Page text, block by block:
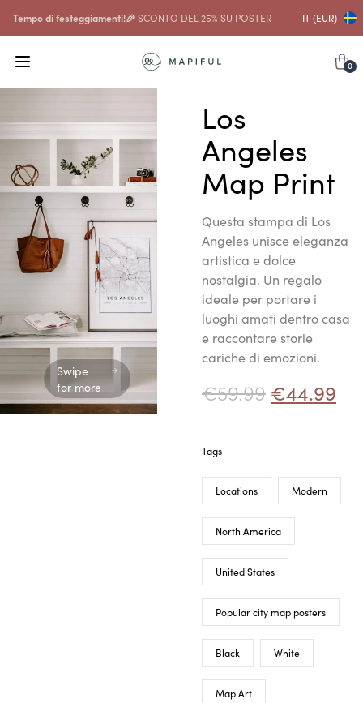
Tempo di festeggiamenti!🎉 SCONTO DEL 25% SU POSTER IT (EUR)
0
Swipe
for more
Los
Angeles
Map Print
Questa stampa di Los
Angeles unisce eleganza
artistica e dolce
nostalgia. Un regalo
ideale per portare i
luoghi amati dentro casa
e raccontare storie
cariche di emozioni.
€59.99 €44.99
Tags
Locations Modern
North America
United States
Popular city map posters
Black White
Map Art